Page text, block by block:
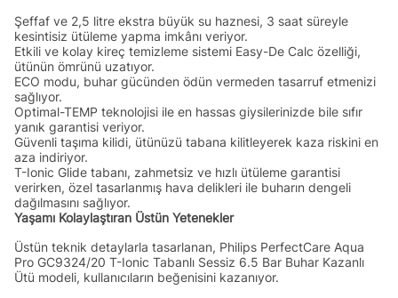
Şeffaf ve 2,5 litre ekstra büyük su haznesi, 3 saat süreyle
kesintisiz ütüleme yapma imkânı veriyor.
Etkili ve kolay kireç temizleme sistemi Easy-De Calc özelliği,
ütünün ömrünü uzatıyor.
ECO modu, buhar gücünden ödün vermeden tasarruf etmenizi
sağlıyor.
Optimal-TEMP teknolojisi ile en hassas giysilerinizde bile sıfır
yanık garantisi veriyor.
Güvenli taşıma kilidi, ütünüzü tabana kilitleyerek kaza riskini en
aza indiriyor.
T-Ionic Glide tabanı, zahmetsiz ve hızlı ütüleme garantisi
verirken, özel tasarlanmış hava delikleri ile buharın dengeli
dağılmasını sağlıyor.
Yaşamı Kolaylaştıran Üstün Yetenekler
Üstün teknik detaylarla tasarlanan, Philips PerfectCare Aqua
Pro GC9324/20 T-Ionic Tabanlı Sessiz 6.5 Bar Buhar Kazanlı
Ütü modeli, kullanıcıların beğenisini kazanıyor.